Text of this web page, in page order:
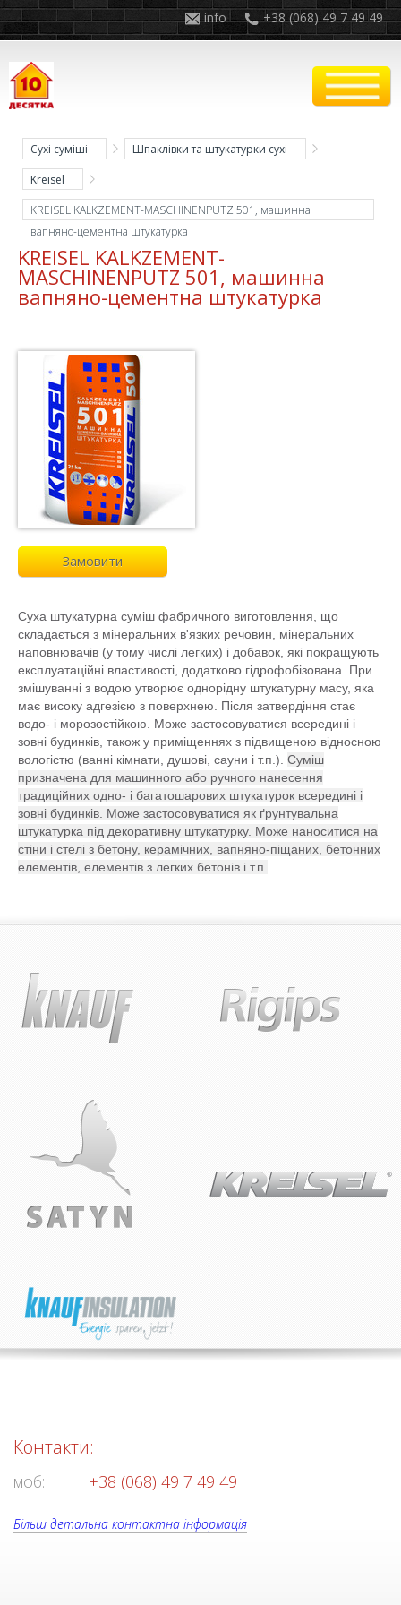
+38 (068) 49 7 49 49
info
Сухі суміші
Шпаклівки та штукатурки сухі
Kreisel
KREISEL KALKZEMENT-MASCHINENPUTZ 501, машинна
вапняно-цементна штукатурка
KREISEL KALKZEMENT-
MASCHINENPUTZ 501, машинна
вапняно-цементна штукатурка
Замовити
Суха штукатурна суміш фабричного виготовлення, що
складається з мінеральних в'язких речовин, мінеральних
наповнювачів (у тому числі легких) і добавок, які покращують
експлуатаційні властивості, додатково гідрофобізована. При
змішуванні з водою утворює однорідну штукатурну масу, яка
має високу адгезією з поверхнею. Після затвердіння стає
водо- і морозостійкою. Може застосовуватися всередині і
зовні будинків, також у приміщеннях з підвищеною відносною
вологістю (ванні кімнати, душові, сауни і т.п.). Суміш
призначена для машинного або ручного нанесення
традиційних одно- і багатошарових штукатурок всередині і
зовні будинків. Може застосовуватися як ґрунтувальна
штукатурка під декоративну штукатурку. Може наноситися на
стіни і стелі з бетону, керамічних, вапняно-піщаних, бетонних
елементів, елементів з легких бетонів і т.п.
Контакти:
моб: +38 (068) 49 7 49 49
Більш детальна контактна інформація